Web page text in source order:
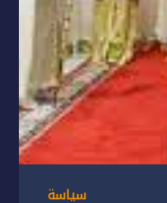
سياسة